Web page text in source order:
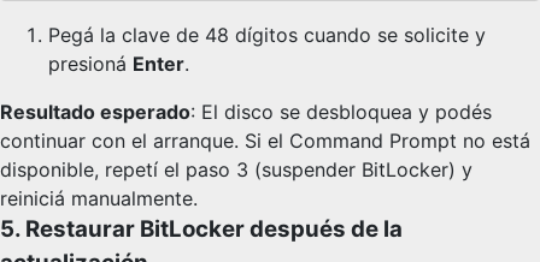
Pegá la clave de 48 dígitos cuando se solicite y
presioná Enter.
Resultado esperado: El disco se desbloquea y podés
continuar con el arranque. Si el Command Prompt no está
disponible, repetí el paso 3 (suspender BitLocker) y
reiniciá manualmente.
5. Restaurar BitLocker después de la